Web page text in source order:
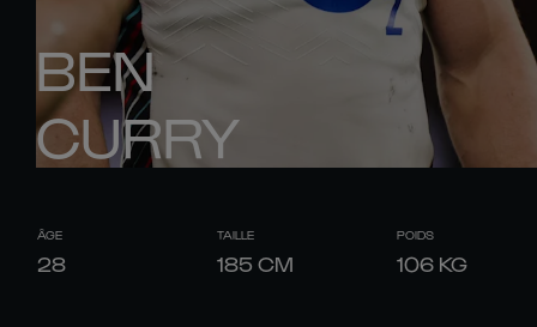
BEN
CURRY
ÂGE
28
TAILLE
185 CM
POIDS
106 KG